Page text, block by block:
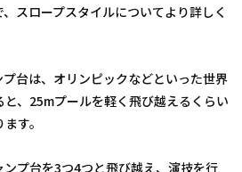
スロープスタイルについてより詳しく
台は、オリンピックなどといった世界
と、25mプールを軽く飛び越えるくらい
す。
プ台を3つ4つと飛び越え、演技を行